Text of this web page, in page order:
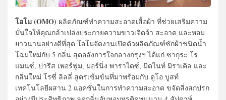
โอโม (OMO) ผลิตภัณฑ์ทำความสะอาดเสื้อผ้า ที่ช่วยเสริมความ
มั่นใจให้คุณกล้าเปล่งประกายความขาวเจิดจ้า สะอาด และหอม
ยาวนานอย่างดีที่สุด โอโมจัดงานเปิดตัวผลิตภัณฑ์ซักผ้าชนิดน้ำ
โฉมใหม่กับ 5 กลิ่น สุดอลังการใจกลางกรุงฯ ได้แก่ ซากุระ โร
แมนซ์, ปารีส เพอร์ฟูม, มอร์นิ่ง พาราไดซ์, มิดไนท์ มิราเคิล และ
กลิ่นใหม่ โรซี่ ลิลลี่ สูตรเข้มข้นที่มาพร้อมกับ ดูโอ บูสท์
เทคโนโลยีผสาน 2 แอคชั่นในการทำความสะอาด ขจัดสิ่งสกปรก